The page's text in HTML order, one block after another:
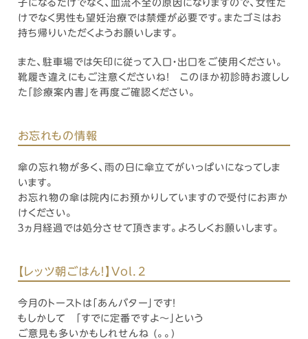
子になるだけでなく、血流不全の原因になりますので、女性だ
けでなく男性も望妊治療では禁煙が必要です。またゴミはお
持ち帰りいただくようお願いします。
また、駐車場では矢印に従って入口・出口をご使用ください。
靴履き違えにもご注意くださいね！ このほか初診時お渡しし
た「診療案内書」を再度ご確認ください。
お忘れもの情報
傘の忘れ物が多く、雨の日に傘立てがいっぱいになってしま
います。
お忘れ物の傘は院内にお預かりしていますので受付にお声か
けください。
３ヵ月経過では処分させて頂きます。よろしくお願いします。
【レッツ朝ごはん！】Vol．2
今月のトーストは「あんバター」です！
もしかして ｢すでに定番ですよ～｣という
ご意見も多いかもしれせんね (。。)